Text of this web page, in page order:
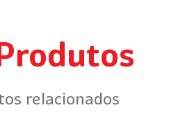
relacionados